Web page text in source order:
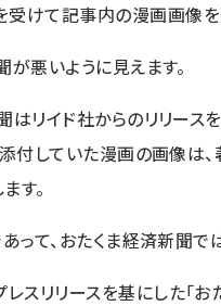
受けて記事内の漫画画像を
悪いように見えます。
はリイド社からのリリース
添付していた漫画の画像
す。
って、おたくま経済新聞で
レスリリースを基にした「